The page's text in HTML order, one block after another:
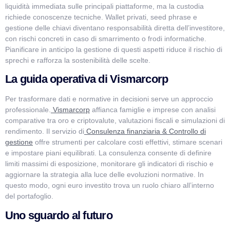
liquidità immediata sulle principali piattaforme, ma la custodia
richiede conoscenze tecniche. Wallet privati, seed phrase e
gestione delle chiavi diventano responsabilità diretta dell’investitore,
con rischi concreti in caso di smarrimento o frodi informatiche.
Pianificare in anticipo la gestione di questi aspetti riduce il rischio di
sprechi e rafforza la sostenibilità delle scelte.
La guida operativa di Vismarcorp
Per trasformare dati e normative in decisioni serve un approccio
professionale. Vismarcorp affianca famiglie e imprese con analisi
comparative tra oro e criptovalute, valutazioni fiscali e simulazioni di
rendimento. Il servizio di Consulenza finanziaria & Controllo di
gestione offre strumenti per calcolare costi effettivi, stimare scenari
e impostare piani equilibrati. La consulenza consente di definire
limiti massimi di esposizione, monitorare gli indicatori di rischio e
aggiornare la strategia alla luce delle evoluzioni normative. In
questo modo, ogni euro investito trova un ruolo chiaro all’interno
del portafoglio.
Uno sguardo al futuro